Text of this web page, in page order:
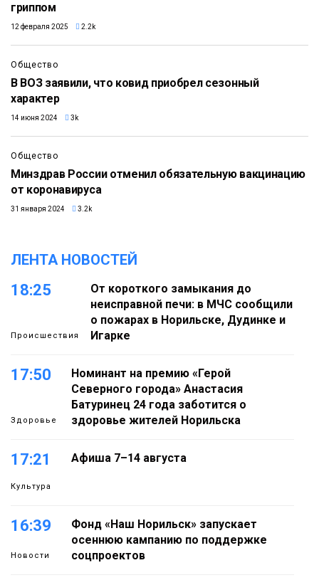
гриппом
12 февраля 2025 2.2k
Общество
В ВОЗ заявили, что ковид приобрел сезонный
характер
14 июня 2024 3k
Общество
Минздрав России отменил обязательную вакцинацию
от коронавируса
31 января 2024 3.2k
ЛЕНТА НОВОСТЕЙ
18:25
Происшествия
От короткого замыкания до
неисправной печи: в МЧС сообщили
о пожарах в Норильске, Дудинке и
Игарке
17:50
Здоровье
Номинант на премию «Герой
Северного города» Анастасия
Батуринец 24 года заботится о
здоровье жителей Норильска
17:21
Культура
Афиша 7–14 августа
16:39
Новости
Фонд «Наш Норильск» запускает
осеннюю кампанию по поддержке
соцпроектов